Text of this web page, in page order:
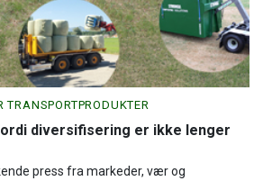
diversifisering er ikke lenger
press fra markeder, vær og